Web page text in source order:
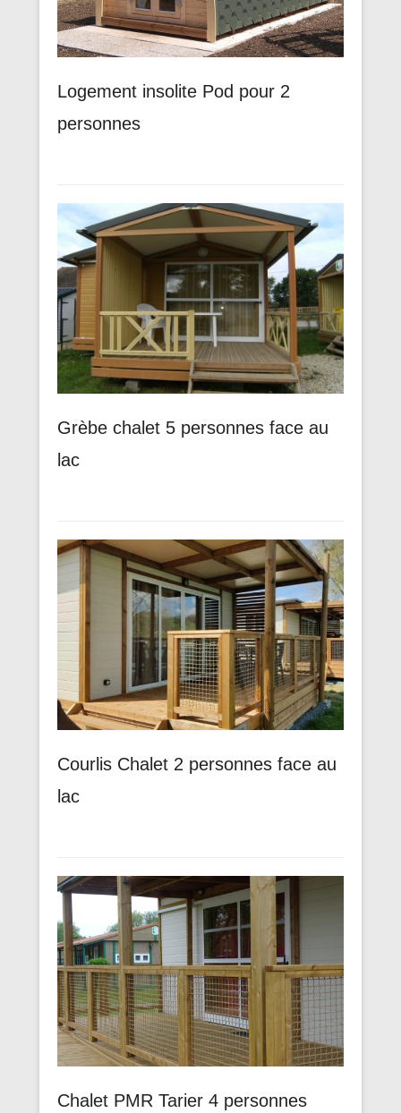
Logement insolite Pod pour 2
personnes
Grèbe chalet 5 personnes face au
lac
Courlis Chalet 2 personnes face au
lac
Chalet PMR Tarier 4 personnes